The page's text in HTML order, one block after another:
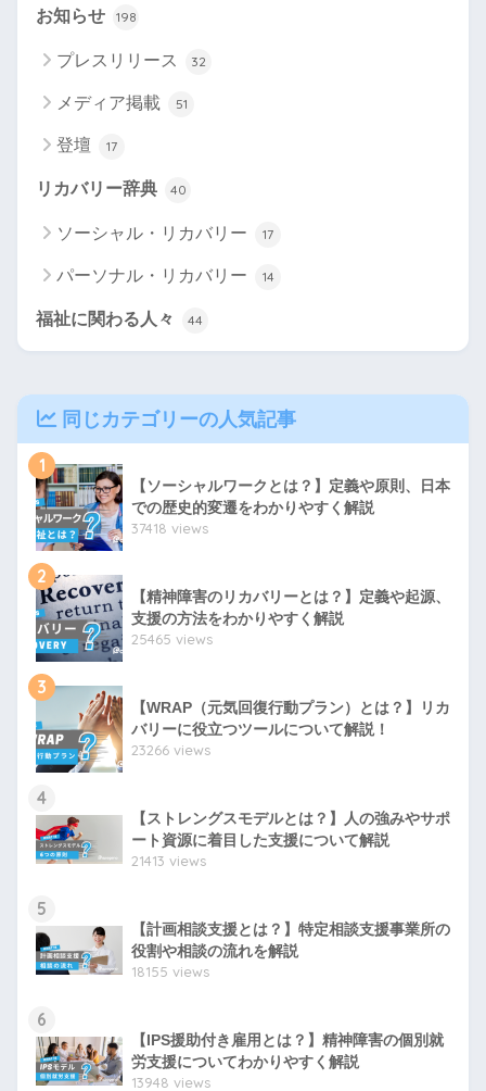
お知らせ 198
プレスリリース 32
メディア掲載 51
登壇 17
リカバリー辞典 40
ソーシャル・リカバリー 17
パーソナル・リカバリー 14
福祉に関わる人々 44
同じカテゴリーの人気記事
1
【ソーシャルワークとは？】定義や原則、日本
での歴史的変遷をわかりやすく解説
37418 views
2
【精神障害のリカバリーとは？】定義や起源、
支援の方法をわかりやすく解説
25465 views
3
【WRAP（元気回復行動プラン）とは？】リカ
バリーに役立つツールについて解説！
23266 views
4
【ストレングスモデルとは？】人の強みやサポ
ート資源に着目した支援について解説
21413 views
5
【計画相談支援とは？】特定相談支援事業所の
役割や相談の流れを解説
18155 views
6
【IPS援助付き雇用とは？】精神障害の個別就
労支援についてわかりやすく解説
13948 views